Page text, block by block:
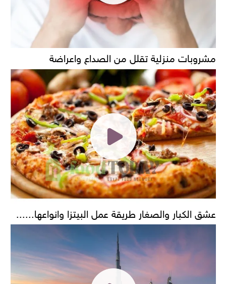
مشروبات منزلية تقلل من الصداع واعراضة
عشق الكبار والصغار طريقة عمل البيتزا وانواعها......